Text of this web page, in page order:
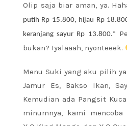
Olip saja biar aman, ya.
putih Rp 15.800, hijau Rp
keranjang sayur Rp 13.800.”
bukan? Iyalaaah, nyonteeek.
Menu Suki yang aku pilih
Jamur Es, Bakso Ikan,
Kemudian ada Pangsit
minumnya, kami